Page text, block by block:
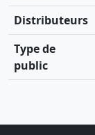
Distributeurs
Type de
public